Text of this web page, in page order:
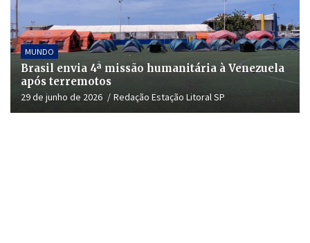
MUNDO
Brasil envia 4ª missão humanitária à Venezuela
após terremotos
29 de junho de 2026 Redação Estação Litoral SP